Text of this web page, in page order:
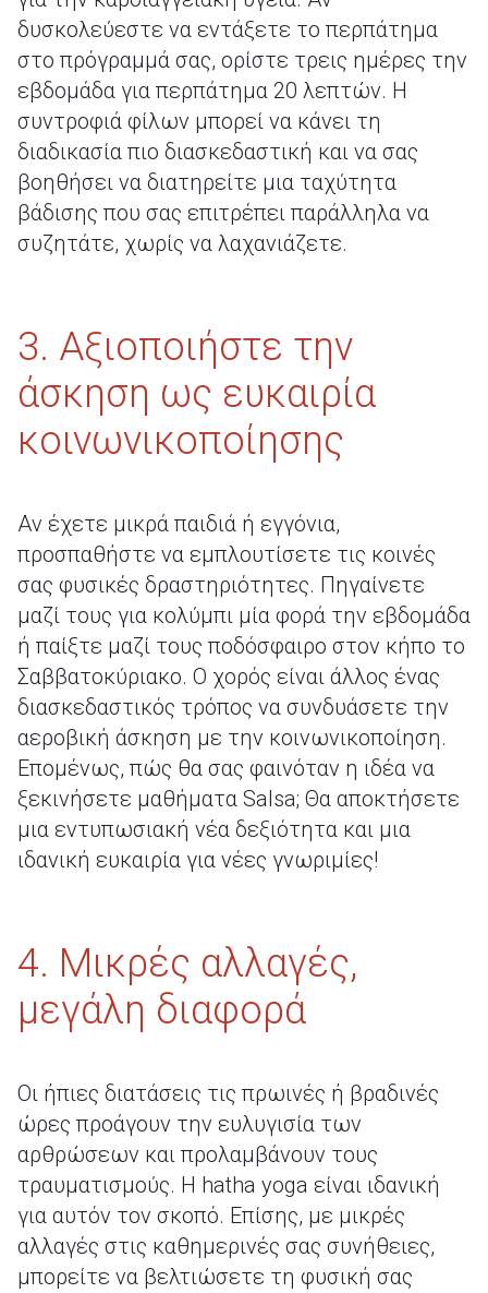
δυσκολεύεστε να εντάξετε το περπάτημα
στο πρόγραμμά σας, ορίστε τρεις ημέρες την
εβδομάδα για περπάτημα 20 λεπτών. Η
συντροφιά φίλων μπορεί να κάνει τη
διαδικασία πιο διασκεδαστική και να σας
βοηθήσει να διατηρείτε μια ταχύτητα
βάδισης που σας επιτρέπει παράλληλα να
συζητάτε, χωρίς να λαχανιάζετε.
3. Αξιοποιήστε την
άσκηση ως ευκαιρία
κοινωνικοποίησης
Αν έχετε μικρά παιδιά ή εγγόνια,
προσπαθήστε να εμπλουτίσετε τις κοινές
σας φυσικές δραστηριότητες. Πηγαίνετε
μαζί τους για κολύμπι μία φορά την εβδομάδα
ή παίξτε μαζί τους ποδόσφαιρο στον κήπο το
Σαββατοκύριακο. Ο χορός είναι άλλος ένας
διασκεδαστικός τρόπος να συνδυάσετε την
αεροβική άσκηση με την κοινωνικοποίηση.
Επομένως, πώς θα σας φαινόταν η ιδέα να
ξεκινήσετε μαθήματα Salsa; Θα αποκτήσετε
μια εντυπωσιακή νέα δεξιότητα και μια
ιδανική ευκαιρία για νέες γνωριμίες!
4. Μικρές αλλαγές,
μεγάλη διαφορά
Οι ήπιες διατάσεις τις πρωινές ή βραδινές
ώρες προάγουν την ευλυγισία των
αρθρώσεων και προλαμβάνουν τους
τραυματισμούς. Η hatha yoga είναι ιδανική
για αυτόν τον σκοπό. Επίσης, με μικρές
αλλαγές στις καθημερινές σας συνήθειες,
μπορείτε να βελτιώσετε τη φυσική σας